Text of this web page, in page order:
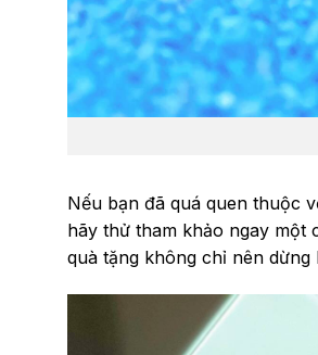
Nếu bạn đã quá quen thuộc
hãy thử tham khảo ngay một
quà tặng không chỉ nên